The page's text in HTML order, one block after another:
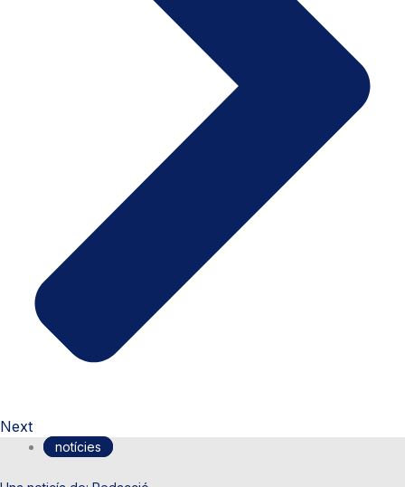
Next
notícies